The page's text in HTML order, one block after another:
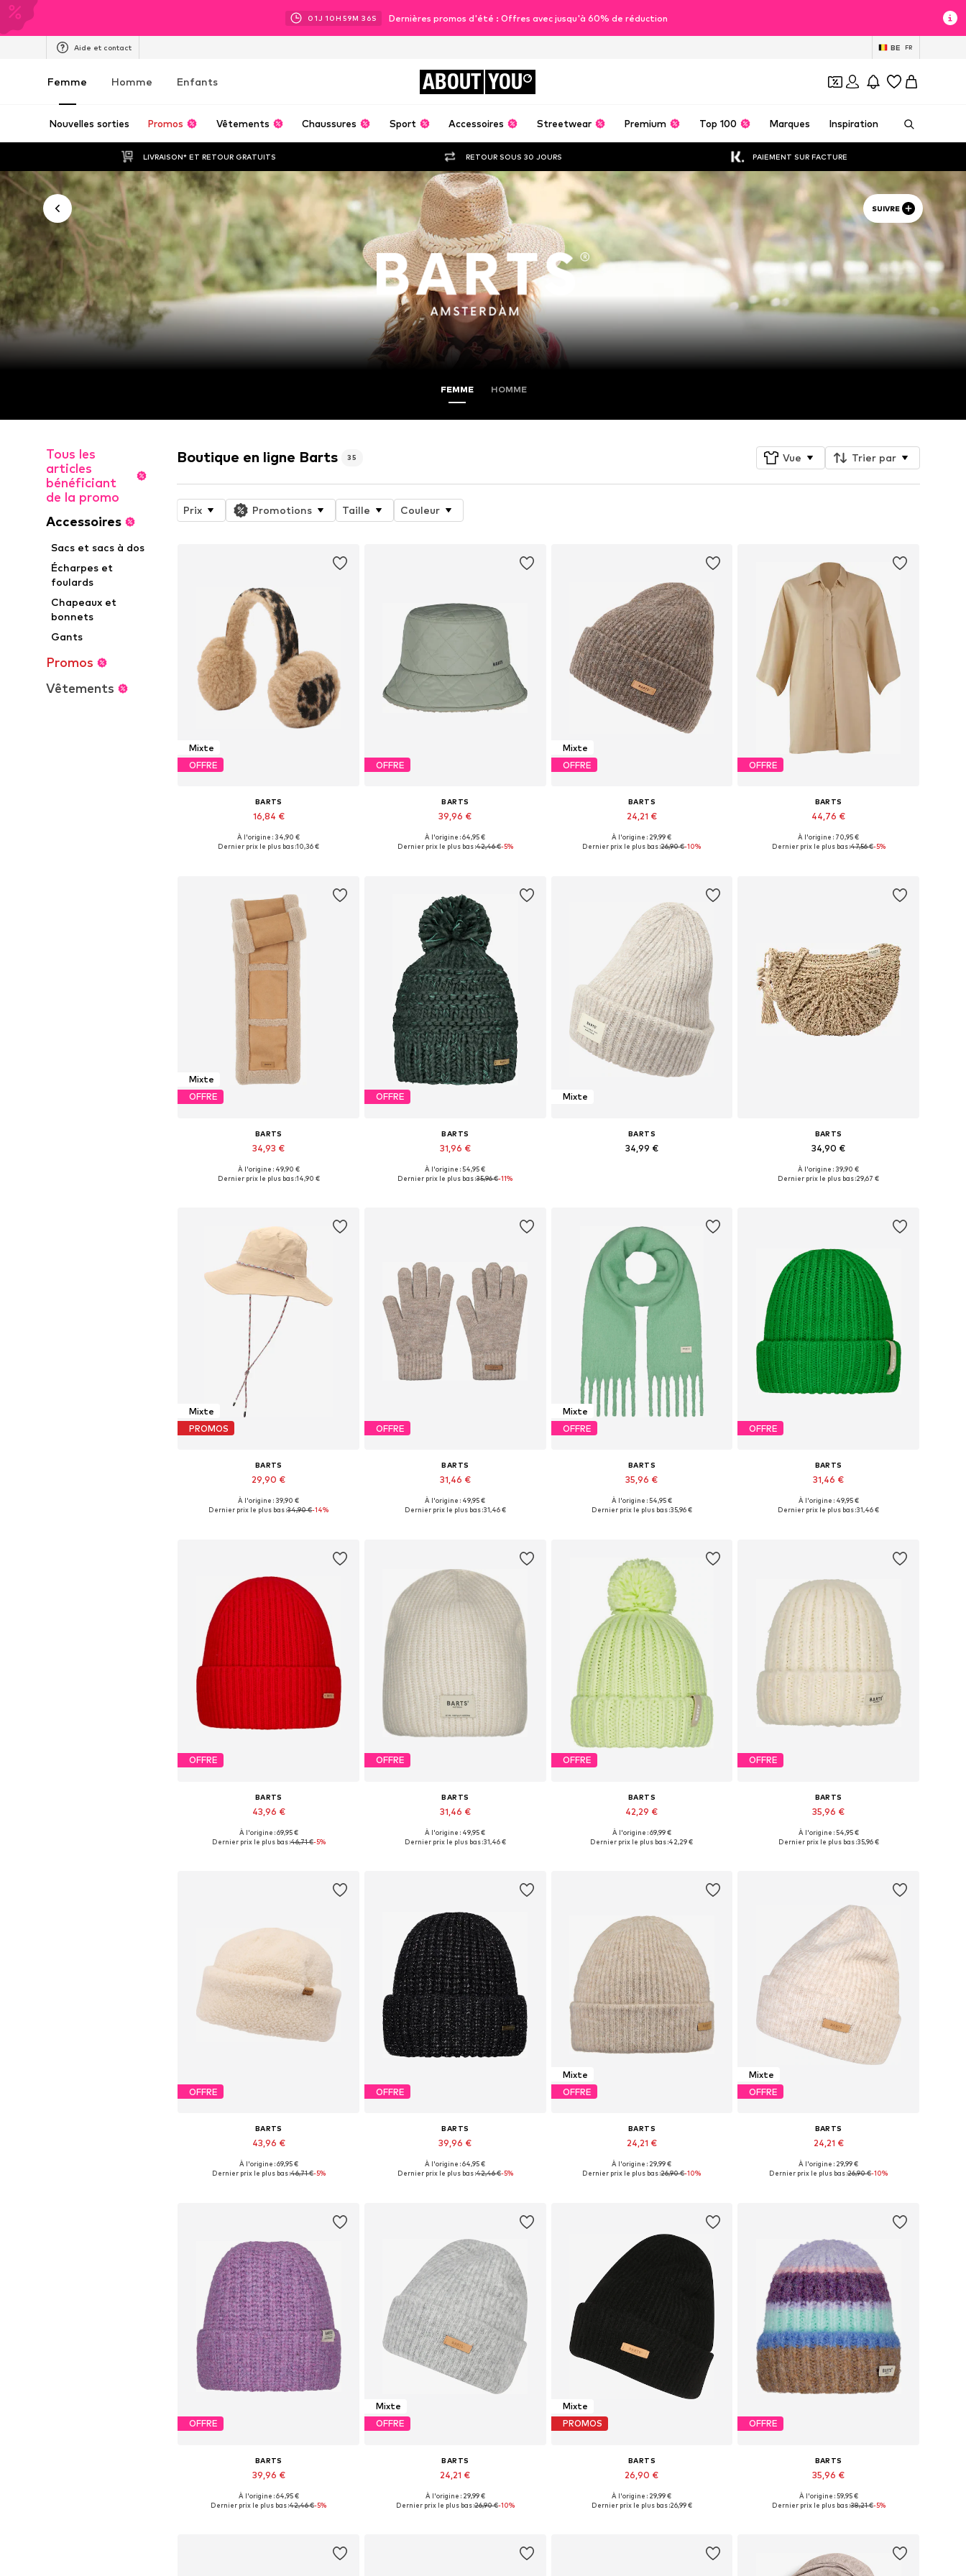
01J 10H 59M 34S Dernières promos d'été : Offres avec jusqu'à 60% de réduction
Aide et contact BE FR
Femme Homme Enfants ABOUT YOU
Nouvelles sorties Promos Vêtements Chaussures Sport Accessoires Streetwear Premium Top 100 Marques Inspiration
LIVRAISON* ET RETOUR GRATUITS RETOUR SOUS 30 JOURS PAIEMENT SUR FACTURE
SUIVRE
FEMME HOMME
Tous les
articles
bénéficiant
de la promo
Accessoires
Sacs et sacs à dos
Écharpes et
foulards
Chapeaux et
bonnets
Gants
Promos
Vêtements
Boutique en ligne Barts 35 Vue Trier par
Prix Promotions Taille Couleur
Mixte
OFFRE
BARTS
16,84 €
Tailles disponibles: 55-60
À l'origine : 34,90 €
Dernier prix le plus bas :10,36 €
OFFRE
BARTS
39,96 €
Tailles disponibles: 55-60
À l'origine : 64,95 €
Dernier prix le plus bas :42,46 €-5%
Mixte
OFFRE
BARTS
24,21 €
+3
Tailles disponibles: 55-60
À l'origine : 29,99 €
Dernier prix le plus bas :26,90 €-10%
OFFRE
BARTS
44,76 €
Tailles disponibles: XS-XL
À l'origine : 70,95 €
Dernier prix le plus bas :47,56 €-5%
Mixte
OFFRE
BARTS
34,93 €
Tailles disponibles: One Size
À l'origine : 49,90 €
Dernier prix le plus bas :14,90 €
OFFRE
BARTS
31,96 €
Tailles disponibles: 55-60
À l'origine : 54,95 €
Dernier prix le plus bas :35,96 €-11%
Mixte
BARTS
34,99 €
BARTS
34,90 €
Tailles disponibles: One Size
À l'origine : 39,90 €
Dernier prix le plus bas :29,67 €
Mixte
PROMOS
BARTS
29,90 €
Tailles disponibles: 55-60
À l'origine : 39,90 €
Dernier prix le plus bas :34,90 €-14%
OFFRE
BARTS
31,46 €
Tailles disponibles: XS-XL
À l'origine : 49,95 €
Dernier prix le plus bas :31,46 €
Mixte
OFFRE
BARTS
35,96 €
Tailles disponibles: One Size
À l'origine : 54,95 €
Dernier prix le plus bas :35,96 €
OFFRE
BARTS
31,46 €
Tailles disponibles: 55-60
À l'origine : 49,95 €
Dernier prix le plus bas :31,46 €
OFFRE
BARTS
43,96 €
Tailles disponibles: 55-60
À l'origine : 69,95 €
Dernier prix le plus bas :46,71 €-5%
OFFRE
BARTS
31,46 €
Tailles disponibles: 55-60
À l'origine : 49,95 €
Dernier prix le plus bas :31,46 €
OFFRE
BARTS
42,29 €
Tailles disponibles: 55-60
À l'origine : 69,99 €
Dernier prix le plus bas :42,29 €
OFFRE
BARTS
35,96 €
Tailles disponibles: 55-60
À l'origine : 54,95 €
Dernier prix le plus bas :35,96 €
OFFRE
BARTS
43,96 €
Tailles disponibles: 55-60
À l'origine : 69,95 €
Dernier prix le plus bas :46,71 €-5%
OFFRE
BARTS
39,96 €
Tailles disponibles: 55-60
À l'origine : 64,95 €
Dernier prix le plus bas :42,46 €-5%
Mixte
OFFRE
BARTS
24,21 €
+3
Tailles disponibles: 55-60
À l'origine : 29,99 €
Dernier prix le plus bas :26,90 €-10%
Mixte
OFFRE
BARTS
24,21 €
+3
Tailles disponibles: 55-60
À l'origine : 29,99 €
Dernier prix le plus bas :26,90 €-10%
OFFRE
BARTS
39,96 €
Tailles disponibles: 55-60
À l'origine : 64,95 €
Dernier prix le plus bas :42,46 €-5%
Mixte
OFFRE
BARTS
24,21 €
+3
Tailles disponibles: 55-60
À l'origine : 29,99 €
Dernier prix le plus bas :26,90 €-10%
Mixte
PROMOS
BARTS
26,90 €
+3
Tailles disponibles: 55-60
À l'origine : 29,99 €
Dernier prix le plus bas :26,99 €
OFFRE
BARTS
35,96 €
Tailles disponibles: 55-60
À l'origine : 59,95 €
Dernier prix le plus bas :38,21 €-5%